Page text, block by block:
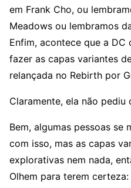
em Frank Cho, ou
Meadows ou lembramos
Enfim, acontece que a DC
fazer as capas variantes
relançada no Rebirth por
Claramente, ela não pediu
Bem, algumas pessoas se
com isso, mas as capas
explorativas nem nada,
Olhem para terem certeza: